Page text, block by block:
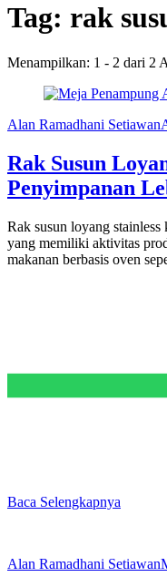
Tag: rak
Menampilkan: 1 - 2 dari 2
Alan Ramadhani Setiawan
Rak Susun
Penyimpanan
Rak susun loyang
yang memiliki aktivitas
makanan berbasis oven
Baca Selengkapnya
Alan Ramadhani Setiawan